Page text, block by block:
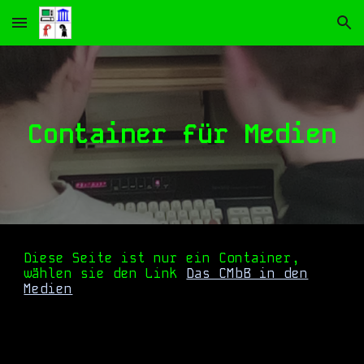
Skip to main content Skip to navigation
Container für Medien
Diese Seite ist nur ein Container,
wählen sie den Link Das CMbB in den
Medien